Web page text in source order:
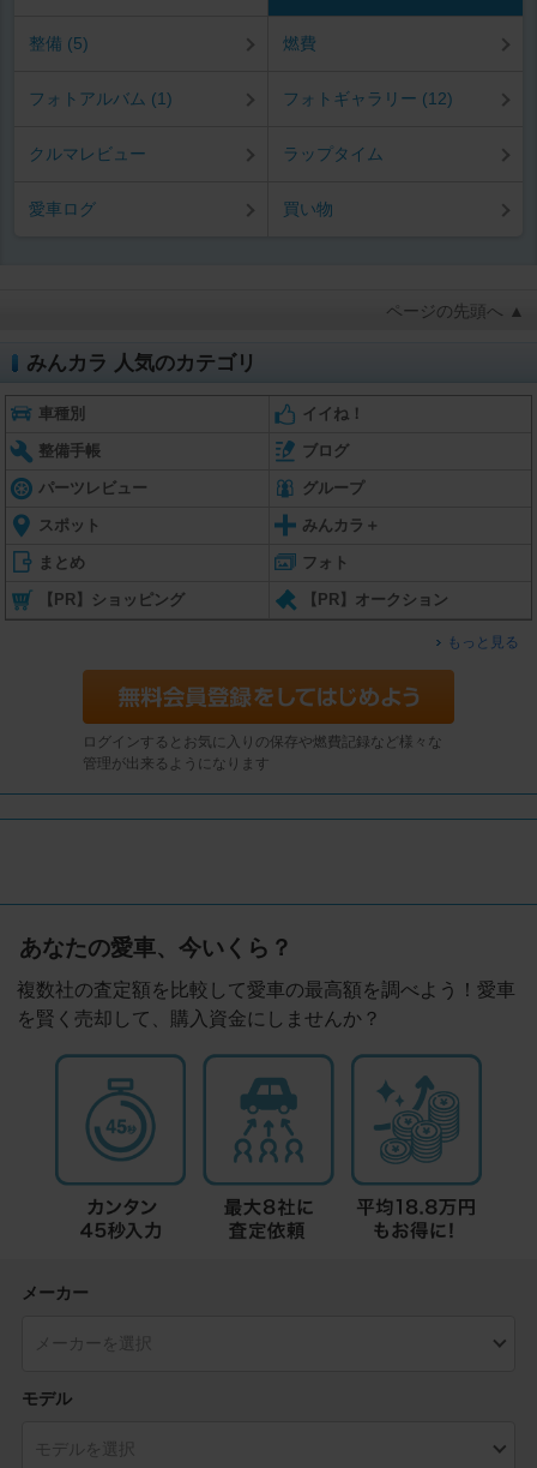
整備 (5) 燃費
フォトアルバム (1) フォトギャラリー (12)
クルマレビュー ラップタイム
愛車ログ 買い物
ページの先頭へ ▲
みんカラ 人気のカテゴリ
車種別 イイね！
整備手帳 ブログ
パーツレビュー グループ
スポット みんカラ＋
まとめ フォト
【PR】ショッピング 【PR】オークション
もっと見る
ログインするとお気に入りの保存や燃費記録など様々な
管理が出来るようになります
あなたの愛車、今いくら？
複数社の査定額を比較して愛車の最高額を調べよう！愛車
を賢く売却して、購入資金にしませんか？
メーカー
モデル